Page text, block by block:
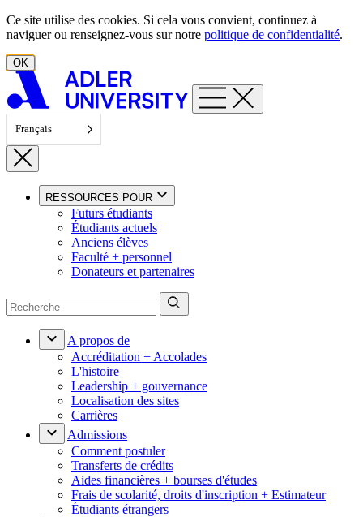
Aller au contenu
Ce site utilise des cookies. Si cela vous convient, continuez à
naviguer ou renseignez-vous sur notre politique de confidentialité.
OK
Français
RESSOURCES POUR
Futurs étudiants
Étudiants actuels
Anciens élèves
Faculté + personnel
Donateurs et partenaires
A propos de
Accréditation + Accolades
L'histoire
Leadership + gouvernance
Localisation des sites
Carrières
Admissions
Comment postuler
Transferts de crédits
Aides financières + bourses d'études
Frais de scolarité, droits d'inscription + Estimateur
Étudiants étrangers